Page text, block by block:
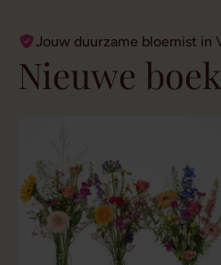
Jouw duurzame bloemist in
Nieuwe